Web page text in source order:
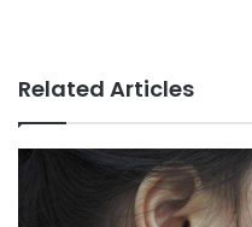
Related Articles